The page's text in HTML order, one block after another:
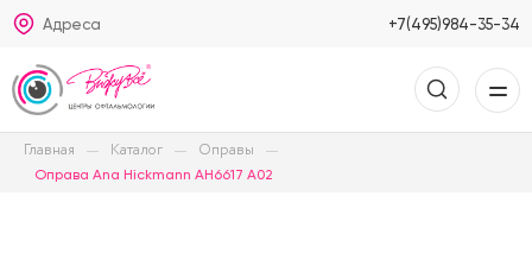
Адреса +7(495)984-35-34
Главная Каталог Оправы
Оправа Ana Hickmann AH6617 A02